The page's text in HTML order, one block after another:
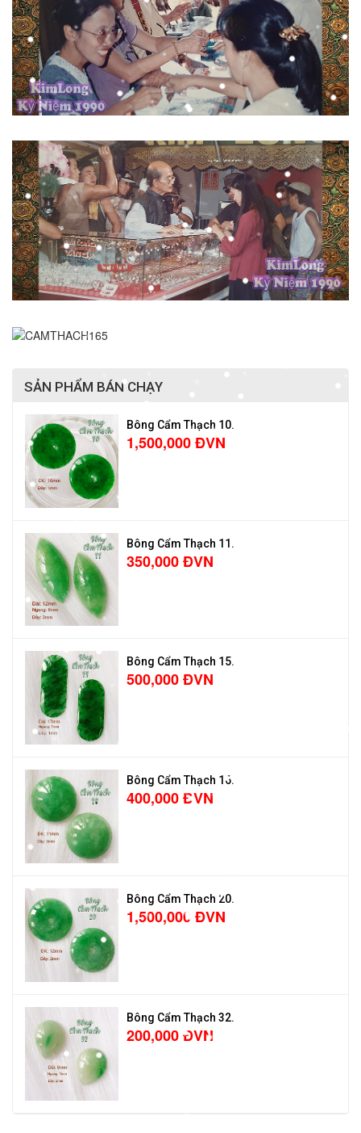
SẢN PHẨM BÁN CHẠY
Bông Cẩm Thạch 10.
1,500,000 ĐVN
Bông Cẩm Thạch 11.
350,000 ĐVN
Bông Cẩm Thạch 15.
500,000 ĐVN
Bông Cẩm Thạch 16.
400,000 ĐVN
Bông Cẩm Thạch 20.
1,500,000 ĐVN
Bông Cẩm Thạch 32.
200,000 ĐVN